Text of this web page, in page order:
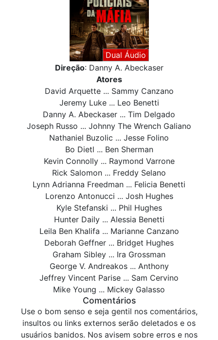
Dual Áudio
Direção: Danny A. Abeckaser
Atores
David Arquette ... Sammy Canzano
Jeremy Luke ... Leo Benetti
Danny A. Abeckaser ... Tim Delgado
Joseph Russo ... Johnny The Wrench Galiano
Nathaniel Buzolic ... Jesse Folino
Bo Dietl ... Ben Sherman
Kevin Connolly ... Raymond Varrone
Rick Salomon ... Freddy Selano
Lynn Adrianna Freedman ... Felicia Benetti
Lorenzo Antonucci ... Josh Hughes
Kyle Stefanski ... Phil Hughes
Hunter Daily ... Alessia Benetti
Leila Ben Khalifa ... Marianne Canzano
Deborah Geffner ... Bridget Hughes
Graham Sibley ... Ira Grossman
George V. Andreakos ... Anthony
Jeffrey Vincent Parise ... Sam Cervino
Mike Young ... Mickey Galasso
Comentários
Use o bom senso e seja gentil nos comentários,
insultos ou links externos serão deletados e os
usuários banidos. Nos avisem sobre erros e nos